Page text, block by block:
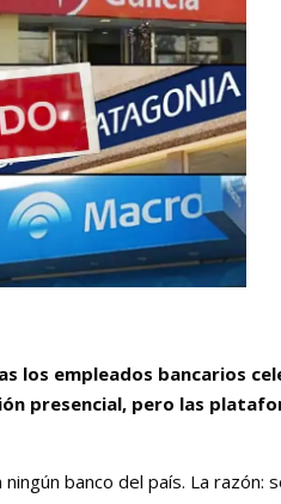
los empleados bancarios
presencial, pero las
banco del país. La razón: